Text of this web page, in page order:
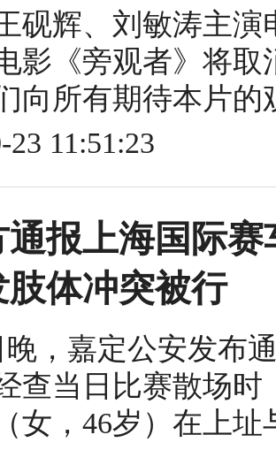
砚辉、刘敏涛主
影《旁观者》将取
向所有期待本片
23 11:51:23
通报上海国际
肢体冲突被行
晚，嘉定公安发布
查当日比赛散场时
女，46岁）在上